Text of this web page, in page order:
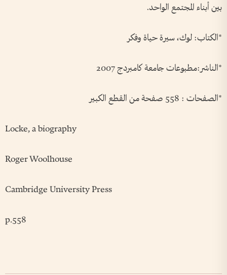
بين أبناء المجتمع الواحد.
*الكتاب: لوك، سيرة حياة وفكر
*الناشر:مطبوعات جامعة كامبردج 2007
*الصفحات : 558 صفحة من القطع الكبير
Locke, a biography
Roger Woolhouse
Cambridge University Press
p.558